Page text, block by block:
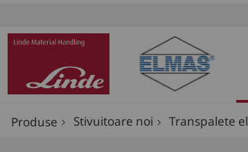
Produse Stivuitoare noi Transpalete